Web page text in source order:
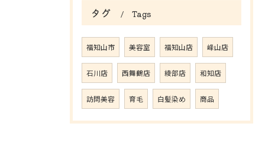
タグ Tags
福知山市 美容室 福知山店 峰山店
石川店 西舞鶴店 綾部店 和知店
訪問美容 育毛 白髪染め 商品